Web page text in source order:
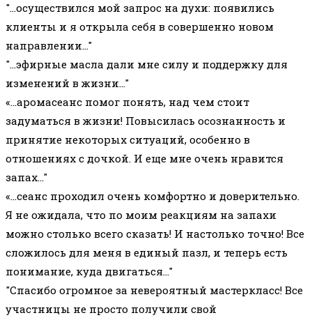
"...осуществился мой запрос на духи: появились
клиенты и я открыла себя в совершенно новом
направлении..."
"...эфирные масла дали мне силу и поддержку для
изменений в жизни..."
«…аромасеанс помог понять, над чем стоит
задуматься в жизни! Повысилась осознанность и
принятие некоторых ситуаций, особенно в
отношениях с дочкой. И еще мне очень нравится
запах..."
«…сеанс проходил очень комфортно и доверительно.
Я не ожидала, что по моим реакциям на запахи
можно столько всего сказать! И настолько точно! Все
сложилось для меня в единый пазл, и теперь есть
понимание, куда двигаться..."
"Спасибо огромное за невероятный мастеркласс! Все
участницы не просто получили свой